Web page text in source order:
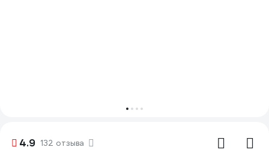
4.9 132 отзыва